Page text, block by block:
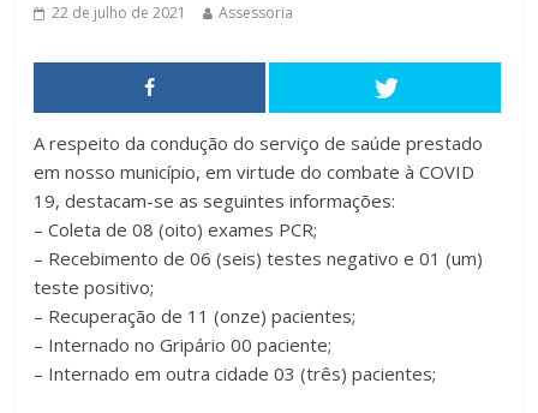
22 de julho de 2021 Assessoria
A respeito da condução do serviço de saúde prestado
em nosso município, em virtude do combate à COVID
19, destacam-se as seguintes informações:
– Coleta de 08 (oito) exames PCR;
– Recebimento de 06 (seis) testes negativo e 01 (um)
teste positivo;
– Recuperação de 11 (onze) pacientes;
– Internado no Gripário 00 paciente;
– Internado em outra cidade 03 (três) pacientes;